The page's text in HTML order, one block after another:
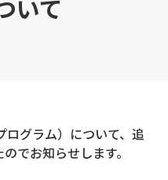
いて
グラム）について、追
でお知らせします。